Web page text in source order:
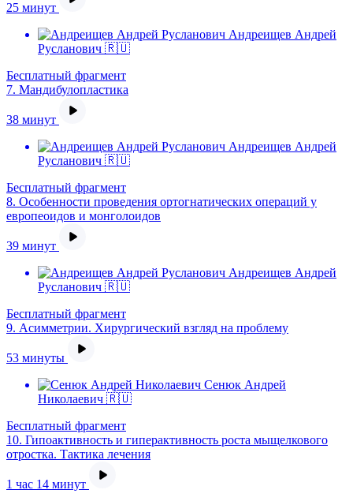
25 минут
Андреищев Андрей
Русланович 🇷🇺
Бесплатный фрагмент
7. Мандибулопластика
38 минут
Андреищев Андрей
Русланович 🇷🇺
Бесплатный фрагмент
8. Особенности проведения ортогнатических операций у
европеоидов и монголоидов
39 минут
Андреищев Андрей
Русланович 🇷🇺
Бесплатный фрагмент
9. Асимметрии. Хирургический взгляд на проблему
53 минуты
Сенюк Андрей
Николаевич 🇷🇺
Бесплатный фрагмент
10. Гипоактивность и гиперактивность роста мыщелкового
отростка. Тактика лечения
1 час 14 минут